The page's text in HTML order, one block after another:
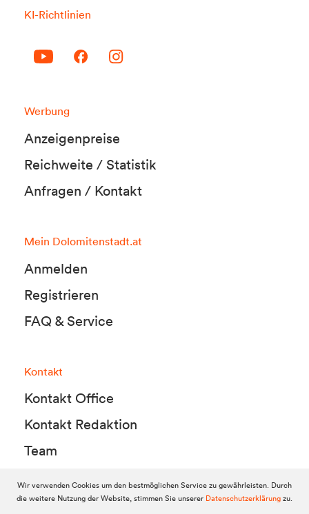
KI-Richtlinien
Werbung
Anzeigenpreise
Reichweite / Statistik
Anfragen / Kontakt
Mein Dolomitenstadt.at
Anmelden
Registrieren
FAQ & Service
Kontakt
Kontakt Office
Kontakt Redaktion
Team
© 2010-2026 Dolomitenstadt.at
Wir verwenden Cookies um den bestmöglichen Service zu gewährleisten. Durch
die weitere Nutzung der Website, stimmen Sie unserer Datenschutzerklärungzu.